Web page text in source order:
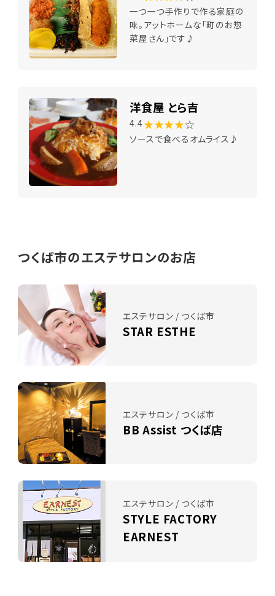
一つ一つ手作りで作る家庭の
味。アットホームな「町のお惣
菜屋さん」です♪
洋食屋 とら吉
4.4★★★★☆
ソースで食べるオムライス♪
つくば市のエステサロンのお店
エステサロン / つくば市
STAR ESTHE
エステサロン / つくば市
BB Assist つくば店
エステサロン / つくば市
STYLE FACTORY
EARNEST